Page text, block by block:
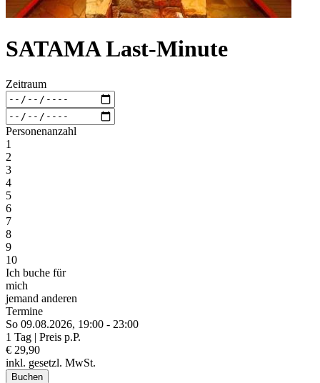
SATAMA Last-Minute
Zeitraum
Personenanzahl
1
2
3
4
5
6
7
8
9
10
Ich buche für
mich
jemand anderen
Termine
So 09.08.2026, 19:00 - 23:00
1 Tag | Preis p.P.
€ 29,90
inkl. gesetzl. MwSt.
Buchen